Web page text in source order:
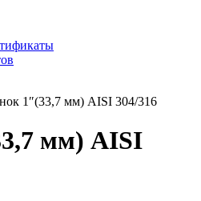
1″(33,7 мм) AISI 304/316
мм) AISI